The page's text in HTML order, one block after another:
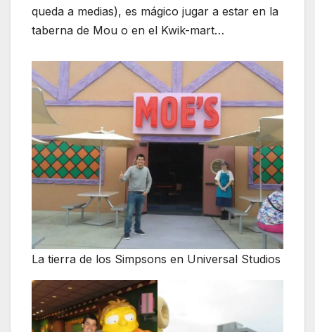
queda a medias), es mágico jugar a estar en la
taberna de Mou o en el Kwik-mart…
La tierra de los Simpsons en Universal Studios